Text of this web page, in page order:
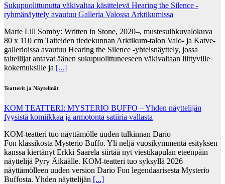
Sukupuolittunutta väkivaltaa käsittelevä Hearing the Silence -
ryhmänäyttely avautuu Galleria Valossa Arktikumissa
Marte Lill Somby: Written in Stone, 2020–, mustesuihkuvalokuva
80 x 110 cm Taiteiden tiedekunnan Arktikum-talon Valo- ja Katve-
gallerioissa avautuu Hearing the Silence -yhteisnäyttely, jossa
taiteilijat antavat äänen sukupuolittuneeseen väkivaltaan liittyville
kokemuksille ja [...]
Teatterit ja Näytelmät
KOM TEATTERI: MYSTERIO BUFFO – Yhden näyttelijän
fyysistä komiikkaa ja armotonta satiiria vallasta
KOM-teatteri tuo näyttämölle uuden tulkinnan Dario
Fon klassikosta Mysterio Buffo. Yli neljä vuosikymmentä esityksen
kanssa kiertänyt Erkki Saarela siirtää nyt viestikapulan eteenpäin
näyttelijä Pyry Äikäälle. KOM-teatteri tuo syksyllä 2026
näyttämölleen uuden version Dario Fon legendaarisesta Mysterio
Buffosta. Yhden näyttelijän [...]